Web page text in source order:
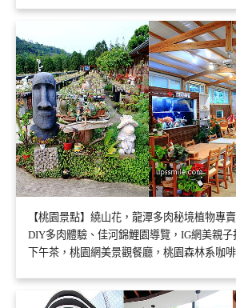
【桃園景點】繞山花，龍潭多肉秘境植物專
DIY多肉體驗、佳河錦鯉園導覽，IG網美親
下午茶，桃園網美景觀餐廳，桃園森林系咖